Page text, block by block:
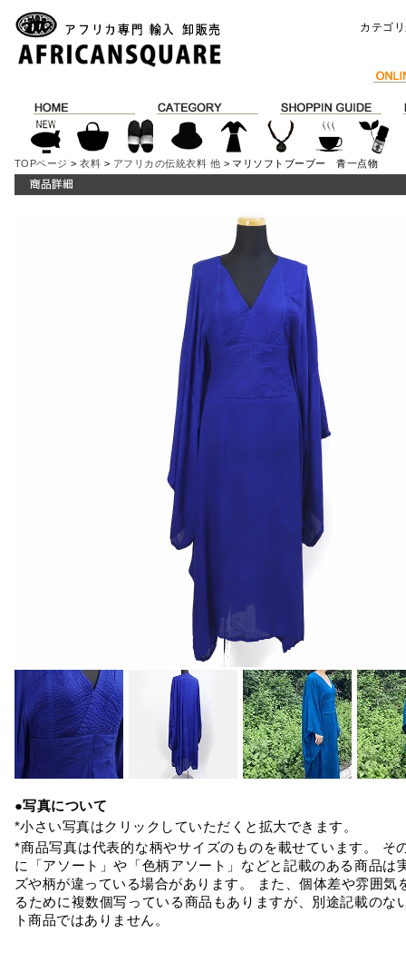
カテゴ
TOPページ >衣料 > アフリカの伝統衣料 他 > マリソフトブーブー 青一点物
●写真について
*小さい写真はクリックしていただくと拡大できます。
*商品写真は代表的な柄やサイズのものを載せています。 そ
に「アソート」や「色柄アソート」などと記載のある商品は
ズや柄が違っている場合があります。 また、個体差や雰囲気
るために複数個写っている商品もありますが、別途記載のな
ト商品ではありません。